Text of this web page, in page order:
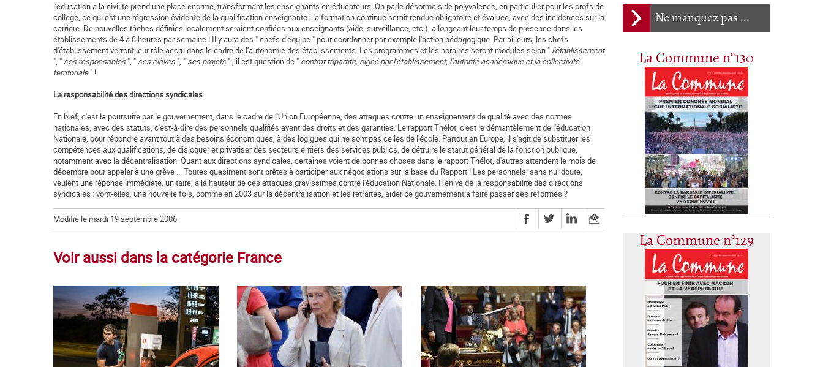
Ne manquez pas ...
La Commune n°130
La Commune n°129
l'éducation à la civilité prend une place énorme, transformant les enseignants en éducateurs. On parle désormais de polyvalence, en particulier pour les profs de
collège, ce qui est une régression évidente de la qualification enseignante ; la formation continue serait rendue obligatoire et évaluée, avec des incidences sur la
carrière. De nouvelles tâches définies localement seraient confiées aux enseignants (aide, surveillance, etc.), allongeant leur temps de présence dans les
établissements de 4 à 8 heures par semaine ! Il y aura des " chefs d'équipe " pour coordonner par exemple l'action pédagogique. Par ailleurs, les chefs
d'établissement verront leur rôle accru dans le cadre de l'autonomie des établissements. Les programmes et les horaires seront modulés selon " l'établisse­ment
", " ses responsables", " ses élèves", " ses projets" ; il est question de " contrat tripartite, signé par l'établissement, l'autorité académique et la collectivité
territoriale" !
La responsabilité des directions syndicales
En bref, c'est la poursuite par le gouvernement, dans le cadre de l'Union Européenne, des attaques contre un enseignement de qualité avec des normes
nationales, avec des statuts, c'est-à-dire des personnels qualifiés ayant des droits et des garanties. Le rapport Thélot, c'est le démantèlement de l'éducation
Nationale, pour répondre avant tout à des besoins économiques, à des logigues qui ne sont pas celles de l'école. Partout en Europe, il s'agit de substituer les
compétences aux qualifications, de disloquer et privatiser des secteurs entiers des services publics, de détruire le statut général de la fonction publique,
notamment avec la décentralisation. Quant aux directions syndicales, certaines voient de bonnes choses dans le rapport Thélot, d'autres attendent le mois de
décembre pour appeler à une grève ... Toutes quasiment sont prêtes à participer aux négociations sur la base du Rapport ! Les personnels, sans nul doute,
veulent une réponse immédiate, unitaire, à la hauteur de ces attaques gravissimes contre l'éducation Nationale. Il en va de la responsabilité des directions
syndicales : vont-elles, une nouvelle fois, comme en 2003 sur la décentralisation et les retraites, aider ce gouvernement à faire passer ses réformes ?
Modifié le mardi 19 septembre 2006
Voir aussi dans la catégorie France